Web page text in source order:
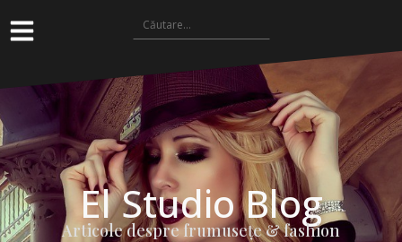
El Studio Blog
Articole despre frumuseţe & fashion